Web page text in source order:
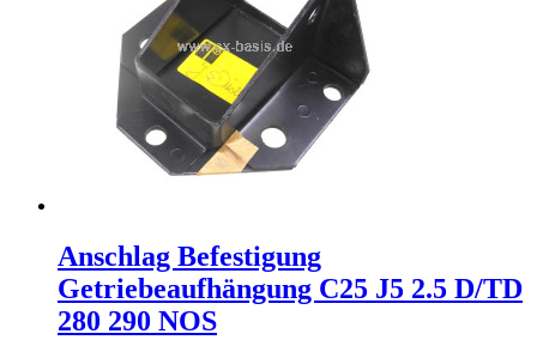
Anschlag Befestigung
Getriebeaufhängung C25 J5 2.5 D/TD
280 290 NOS